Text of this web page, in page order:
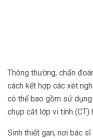
Thông thường, chẩn
cách kết hợp các xét
có thể bao gồm sử
chụp cắt lớp vi tính (CT)
Sinh thiết gan, nơi bác